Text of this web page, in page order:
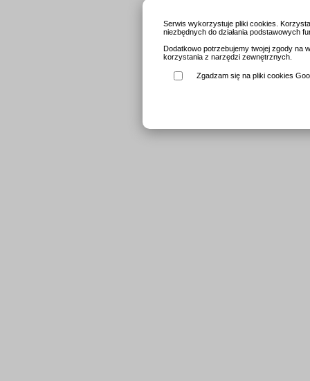
Serwis wykorzystuje pliki cookies.
niezbędnych do działania podstawowych
Dodatkowo potrzebujemy twojej zgody na
korzystania z narzędzi zewnętrznych.
Zgadzam się na pliki cookies